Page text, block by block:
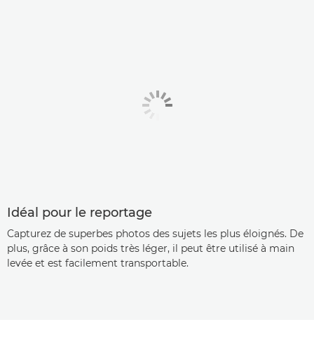
Idéal pour le reportage
Capturez de superbes photos des sujets les plus éloignés. De
plus, grâce à son poids très léger, il peut être utilisé à main
levée et est facilement transportable.